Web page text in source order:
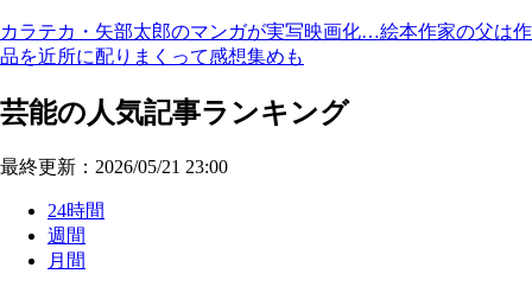
カラテカ・矢部太郎のマンガが実写映画化…絵本作家の父は作
品を近所に配りまくって感想集めも
芸能の人気記事ランキング
最終更新：2026/05/21 23:00
24時間
週間
月間